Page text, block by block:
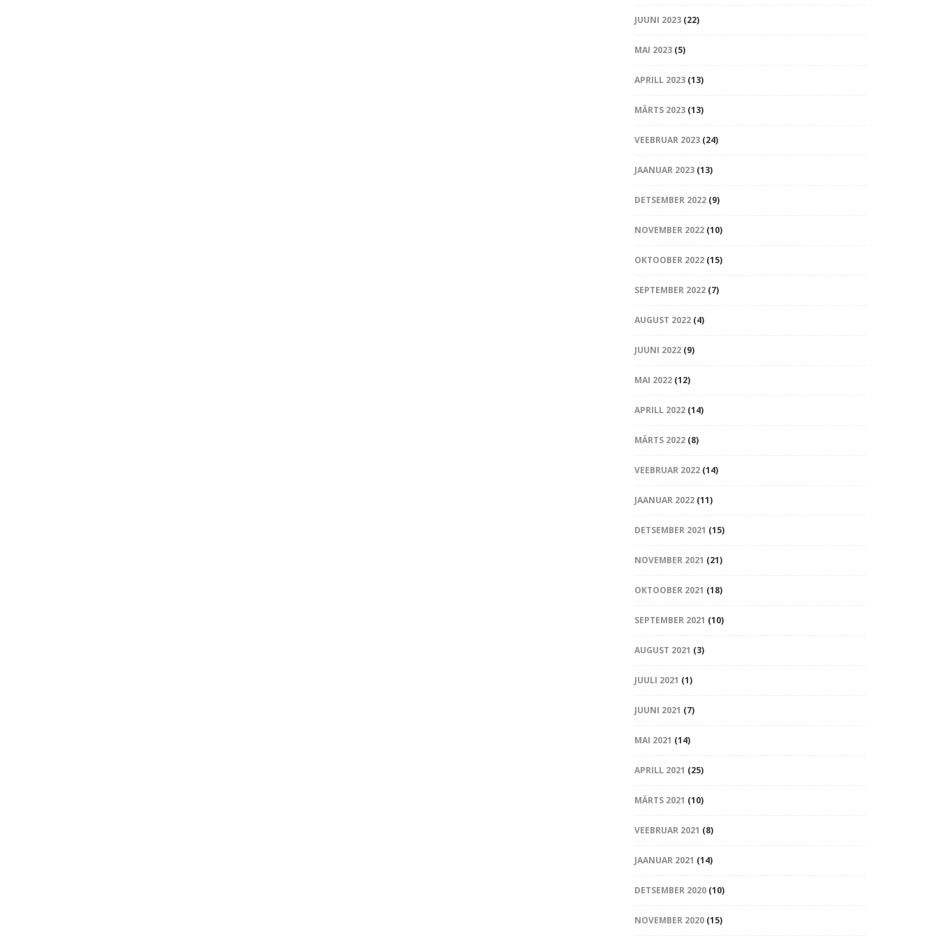
JUUNI 2023(22)
MAI 2023(5)
APRILL 2023(13)
MÄRTS 2023(13)
VEEBRUAR 2023(24)
JAANUAR 2023(13)
DETSEMBER 2022(9)
NOVEMBER 2022(10)
OKTOOBER 2022(15)
SEPTEMBER 2022(7)
AUGUST 2022(4)
JUUNI 2022(9)
MAI 2022(12)
APRILL 2022(14)
MÄRTS 2022(8)
VEEBRUAR 2022(14)
JAANUAR 2022(11)
DETSEMBER 2021 (15)
NOVEMBER 2021 (21)
OKTOOBER 2021 (18)
SEPTEMBER 2021 (10)
AUGUST 2021 (3)
JUULI 2021 (1)
JUUNI 2021 (7)
MAI 2021 (14)
APRILL 2021 (25)
MÄRTS 2021 (10)
VEEBRUAR 2021 (8)
JAANUAR 2021 (14)
DETSEMBER 2020(10)
NOVEMBER 2020(15)